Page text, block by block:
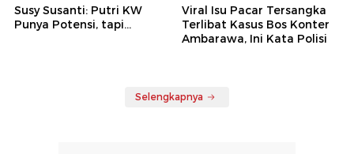
Susy Susanti: Putri KW
Punya Potensi, tapi...
Viral Isu Pacar Tersangka
Terlibat Kasus Bos Konter
Ambarawa, Ini Kata Polisi
Selengkapnya